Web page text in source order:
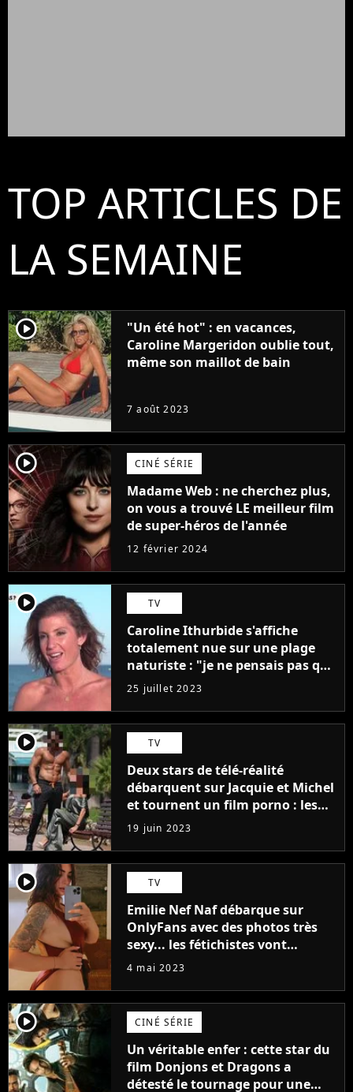
TOP ARTICLES DE
LA SEMAINE
player2
"Un été hot" : en vacances,
Caroline Margeridon oublie tout,
même son maillot de bain
7 août 2023
player2 CINÉ SÉRIE
Madame Web : ne cherchez plus,
on vous a trouvé LE meilleur film
de super-héros de l'année
12 février 2024
player2 TV
Caroline Ithurbide s'affiche
totalement nue sur une plage
naturiste : "je ne pensais pas que
j'arriverais à le faire..."
25 juillet 2023
player2 TV
Deux stars de télé-réalité
débarquent sur Jacquie et Michel
et tournent un film porno : les
premières images du tournage
(exclu)
19 juin 2023
player2 TV
Emilie Nef Naf débarque sur
OnlyFans avec des photos très
sexy... les fétichistes vont
prendre leur pied !
4 mai 2023
player2 CINÉ SÉRIE
Un véritable enfer : cette star du
film Donjons et Dragons a
détesté le tournage pour une